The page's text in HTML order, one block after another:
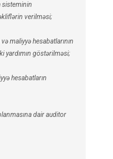
sisteminin
verilməsi;
maliyyə hesabatlarının
yardımın göstərilməsi;
hesabatların
dair auditor